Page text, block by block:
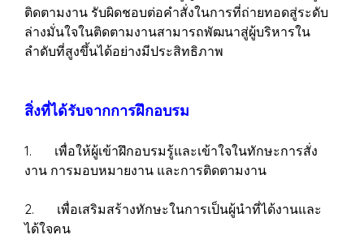
ติดตามงาน รับผิดชอบต่อคำสั่งในการที่ถ่ายทอดสู่ระดับ
ล่างมั่นใจในติดตามงานสามารถพัฒนาสู่ผู้บริหารใน
ลำดับที่สูงขึ้นได้อย่างมีประสิทธิภาพ
สิ่งที่ได้รับจากการฝึกอบรม
1. เพื่อให้ผู้เข้าฝึกอบรมรู้และเข้าใจในทักษะการสั่ง
งาน การมอบหมายงาน และการติดตามงาน
2. เพื่อเสริมสร้างทักษะในการเป็นผู้นำที่ได้งานและ
ได้ใจคน